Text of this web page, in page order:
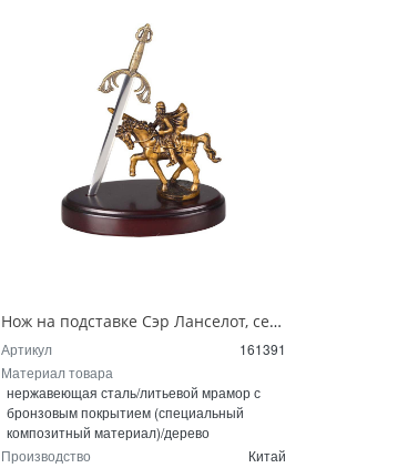
Нож на подставке Сэр Ланселот, серебристый/золотистый/красное дерево
Артикул
161391
Материал товара
нержавеющая сталь/литьевой мрамор с
бронзовым покрытием (специальный
композитный материал)/дерево
Производство
Китай